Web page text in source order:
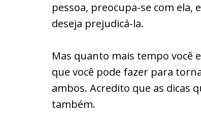
pessoa, preocupa-se com ela,
deseja prejudicá-la.
Mas quanto mais tempo você
que você pode fazer para
ambos. Acredito que as dicas
também.